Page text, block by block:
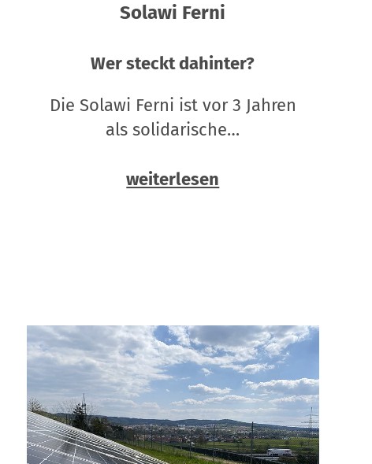
Solawi Ferni
Wer steckt dahinter?
Die Solawi Ferni ist vor 3 Jahren
als solidarische…
weiterlesen